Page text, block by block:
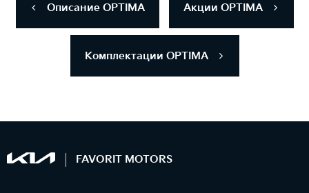
Описание OPTIMA Акции OPTIMA
Комплектации OPTIMA
FAVORIT MOTORS